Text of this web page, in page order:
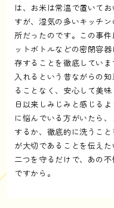
は、お米は常温で置いて
すが、湿気の多いキッチ
所だったのです。この事
ットボトルなどの密閉容
存することを徹底してい
入れるという昔ながらの
ることなく、安心して美
日以来しみじみと感じる
に悩んでいる方がいたら
するか、徹底的に洗うこ
が大切であることを伝え
二つを守るだけで、あの
ですから。